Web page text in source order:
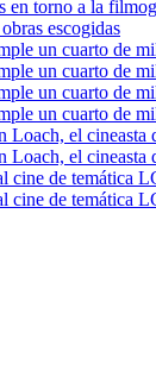
en torno a la
escogidas
un cuarto de
un cuarto de
un cuarto de
un cuarto de
Loach, el
Loach, el
cine de temática
cine de temática